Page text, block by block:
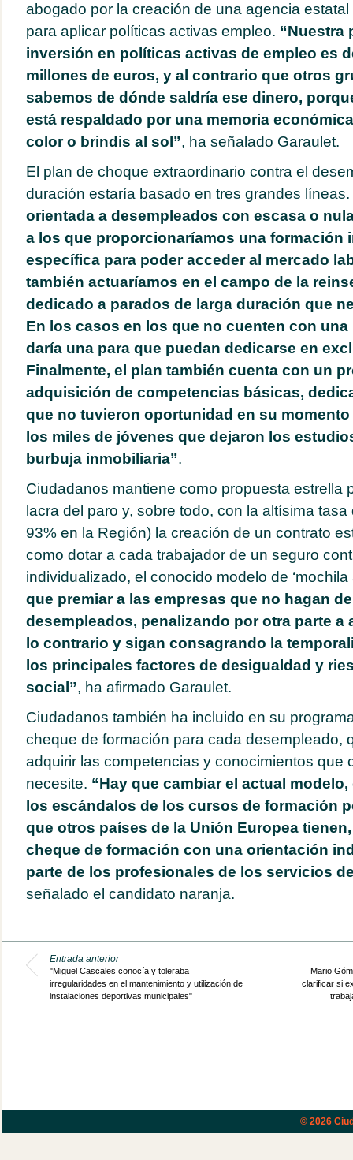
abogado por la creación de una agencia
para aplicar políticas activas empleo. “Nuestra
inversión en políticas activas de empleo es
millones de euros, y al contrario que otros
sabemos de dónde saldría ese dinero,
está respaldado por una memoria
color o brindis al sol”, ha señalado Garaulet.
El plan de choque extraordinario contra el
duración estaría basado en tres grandes líneas.
orientada a desempleados con escasa o
a los que proporcionaríamos una formación
específica para poder acceder al mercado
también actuaríamos en el campo de la
dedicado a parados de larga duración que
En los casos en los que no cuenten con
daría una para que puedan dedicarse en
Finalmente, el plan también cuenta con un
adquisición de competencias básicas,
que no tuvieron oportunidad en su
los miles de jóvenes que dejaron los
burbuja inmobiliaria”.
Ciudadanos mantiene como propuesta estrella
lacra del paro y, sobre todo, con la altísima
93% en la Región) la creación de un contrato
como dotar a cada trabajador de un seguro
individualizado, el conocido modelo de ‘mochila
que premiar a las empresas que no hagan
desempleados, penalizando por otra parte a
lo contrario y sigan consagrando la
los principales factores de desigualdad y
social”, ha afirmado Garaulet.
Ciudadanos también ha incluido en su
cheque de formación para cada desempleado,
adquirir las competencias y conocimientos que
necesite. “Hay que cambiar el actual
los escándalos de los cursos de formación
que otros países de la Unión Europea
cheque de formación con una orientación
parte de los profesionales de los servicios
señalado el candidato naranja.
Entrada anterior
"Miguel Cascales conocía y toleraba
irregularidades en el mantenimiento y utilización de
instalaciones deportivas municipales"
Mario
clarificar si
© 2026